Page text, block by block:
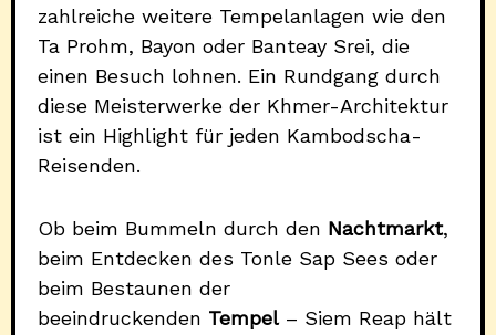
zahlreiche weitere Tempelanlagen wie den
Ta Prohm, Bayon oder Banteay Srei, die
einen Besuch lohnen. Ein Rundgang durch
diese Meisterwerke der Khmer-Architektur
ist ein Highlight für jeden Kambodscha-
Reisenden.
Ob beim Bummeln durch den Nachtmarkt,
beim Entdecken des Tonle Sap Sees oder
beim Bestaunen der
beeindruckenden Tempel– Siem Reap hält